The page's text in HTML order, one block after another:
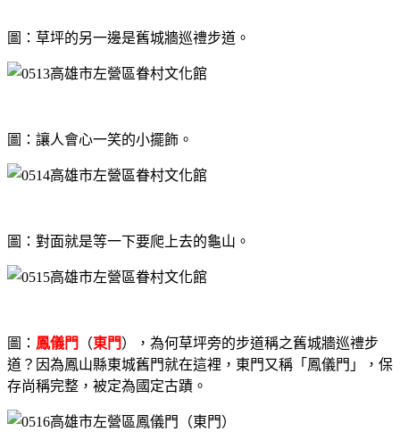
圖：草坪的另一邊是舊城牆巡禮步道。
圖：讓人會心一笑的小擺飾。
圖：對面就是等一下要爬上去的龜山。
圖： 鳳儀門 （東門），為何草坪旁的步道稱之舊城牆巡禮步
道？因為鳳山縣東城舊門就在這裡，東門又稱「鳳儀門」，保
存尚稱完整，被定為國定古蹟。